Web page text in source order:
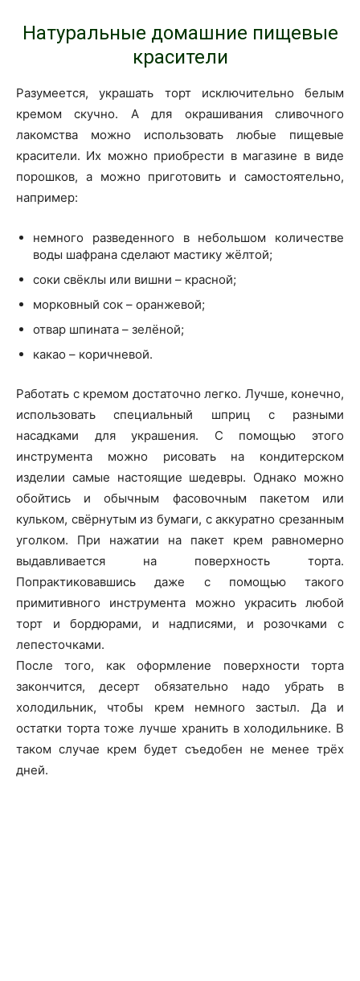
Натуральные домашние пищевые
красители
Разумеется, украшать торт исключительно белым
кремом скучно. А для окрашивания сливочного
лакомства можно использовать любые пищевые
красители. Их можно приобрести в магазине в виде
порошков, а можно приготовить и самостоятельно,
например:
немного разведенного в небольшом количестве
воды шафрана сделают мастику жёлтой;
соки свёклы или вишни – красной;
морковный сок – оранжевой;
отвар шпината – зелёной;
какао – коричневой.
Работать с кремом достаточно легко. Лучше, конечно,
использовать специальный шприц с разными
насадками для украшения. С помощью этого
инструмента можно рисовать на кондитерском
изделии самые настоящие шедевры. Однако можно
обойтись и обычным фасовочным пакетом или
кульком, свёрнутым из бумаги, с аккуратно срезанным
уголком. При нажатии на пакет крем равномерно
выдавливается на поверхность торта.
Попрактиковавшись даже с помощью такого
примитивного инструмента можно украсить любой
торт и бордюрами, и надписями, и розочками с
лепесточками.
После того, как оформление поверхности торта
закончится, десерт обязательно надо убрать в
холодильник, чтобы крем немного застыл. Да и
остатки торта тоже лучше хранить в холодильнике. В
таком случае крем будет съедобен не менее трёх
дней.